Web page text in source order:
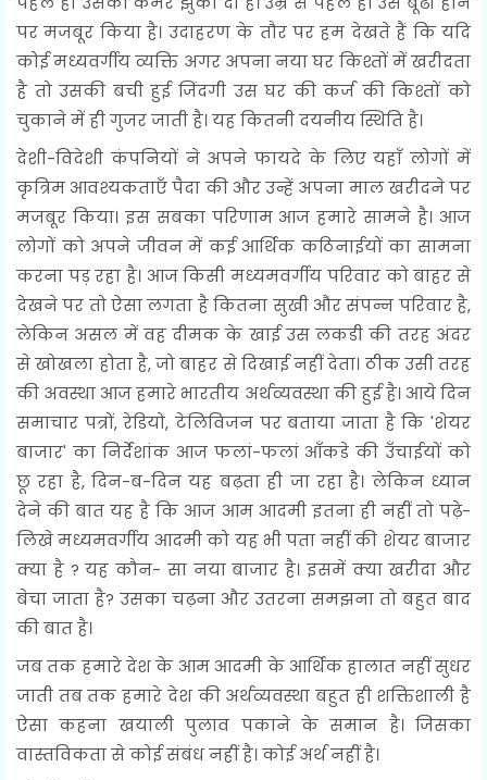
पर मजबूर किया है। उदाहरण के तौर पर हम देखते हैं कि यदि
कोई मध्यवर्गीय व्यक्ति अगर अपना नया घर किश्तों में खरीदता
है तो उसकी बची हुई जिंदगी उस घर की कर्ज की किश्तों को
चुकाने में ही गुजर जाती है। यह कितनी दयनीय स्थिति है।
देशी-विदेशी कंपनियों ने अपने फायदे के लिए यहाँ लोगों में
कृत्रिम आवश्यकताएँ पैदा की और उन्हें अपना माल खरीदने पर
मजबूर किया। इस सबका परिणाम आज हमारे सामने है। आज
लोगों को अपने जीवन में कई आर्थिक कठिनाईयों का सामना
करना पड़ रहा है। आज किसी मध्यमवर्गीय परिवार को बाहर से
देखने पर तो ऐसा लगता है कितना सुखी और संपन्न परिवार है,
लेकिन असल में वह दीमक के खाई उस लकडी की तरह अंदर
से खोखला होता है, जो बाहर से दिखाई नहीं देता। ठीक उसी तरह
की अवस्था आज हमारे भारतीय अर्थव्यवस्था की हुई है। आये दिन
समाचार पत्रों, रेडियो, टेलिविजन पर बताया जाता है कि 'शेयर
बाजार' का निर्देशांक आज फलां-फलां आँकडे की उँचाईयों को
छू रहा है, दिन-ब-दिन यह बढ़ता ही जा रहा है। लेकिन ध्यान
देने की बात यह है कि आज आम आदमी इतना ही नहीं तो पढ़े-
लिखे मध्यमवर्गीय आदमी को यह भी पता नहीं की शेयर बाजार
क्या है ? यह कौन- सा नया बाजार है। इसमें क्या खरीदा और
बेचा जाता है? उसका चढ़ना और उतरना समझना तो बहुत बाद
की बात है।
जब तक हमारे देश के आम आदमी के आर्थिक हालात नहीं सुधर
जाती तब तक हमारे देश की अर्थव्यवस्था बहुत ही शक्तिशाली है
ऐसा कहना खयाली पुलाव पकाने के समान है। जिसका
वास्तविकता से कोई संबंध नहीं है। कोई अर्थ नहीं है।